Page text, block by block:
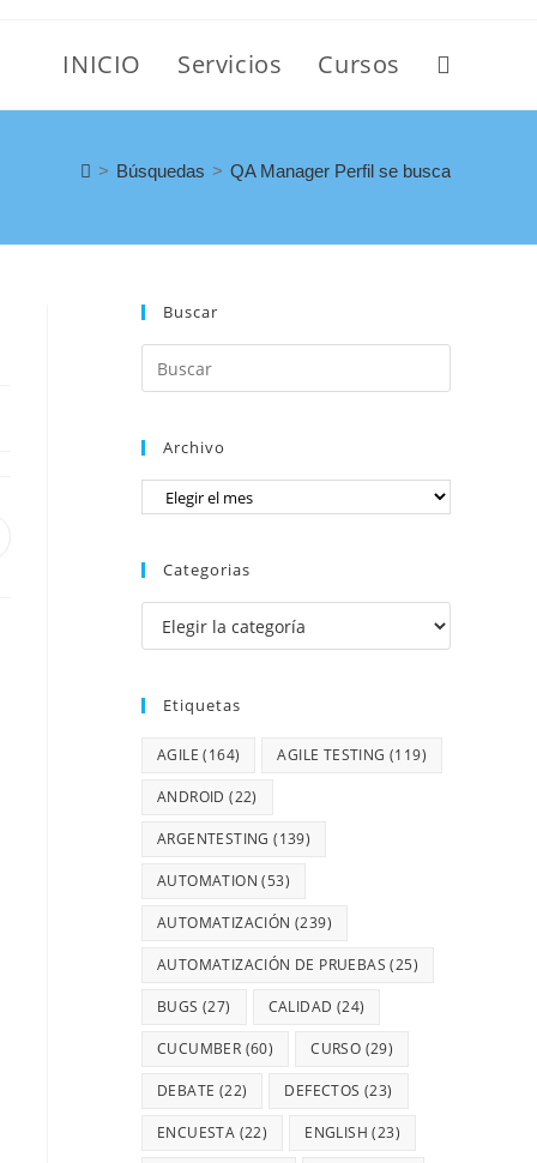
INICIO Servicios Cursos
> Búsquedas > QA Manager Perfil se busca
Buscar
Archivo
Categorias
Etiquetas
AGILE (164) AGILE TESTING (119)
ANDROID (22)
ARGENTESTING (139)
AUTOMATION (53)
AUTOMATIZACIÓN (239)
AUTOMATIZACIÓN DE PRUEBAS (25)
BUGS (27) CALIDAD (24)
CUCUMBER (60) CURSO (29)
DEBATE (22) DEFECTOS (23)
ENCUESTA (22) ENGLISH (23)